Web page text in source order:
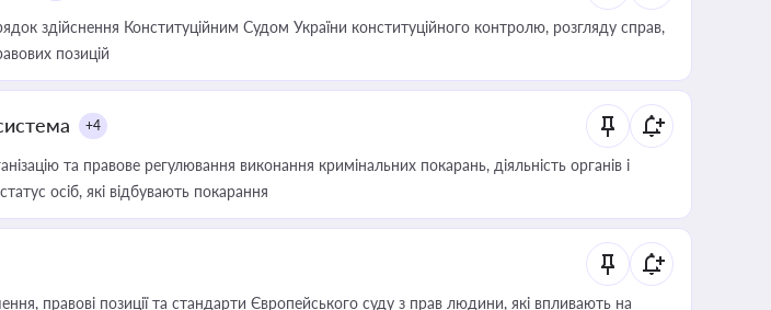
здійснення Конституційним Судом України конституційного контролю, розгляду справ,
позицій
+4
та правове регулювання виконання кримінальних покарань, діяльність органів і
осіб, які відбувають покарання
правові позиції та стандарти Європейського суду з прав людини, які впливають на